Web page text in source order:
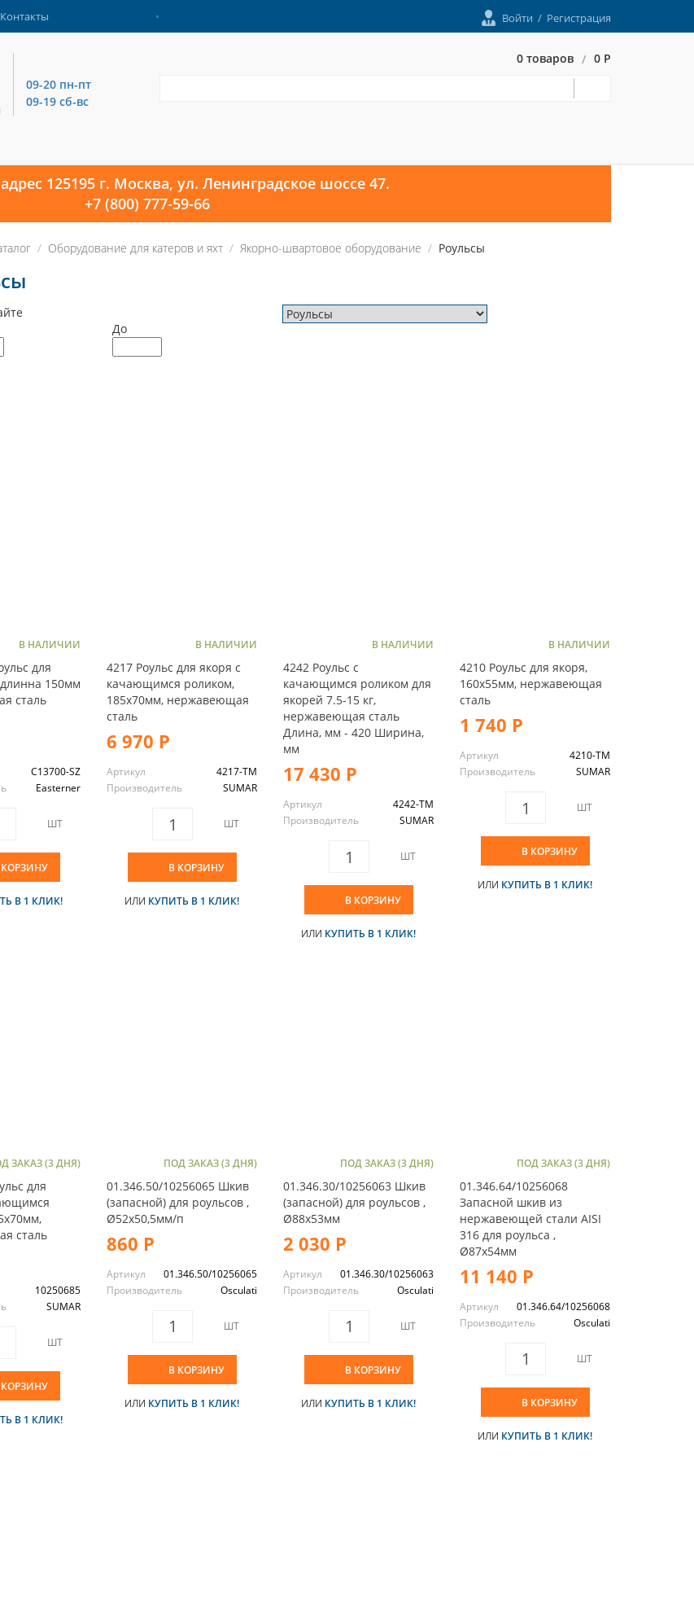
Контакты Войти / Регистрация
09-20 пн-пт
09-19 сб-вс
0 товаров / 0 Р
125195 г. Москва, ул. Ленинградское шоссе 47.
+7 (800) 777-59-66
Оборудование для катеров и яхт Якорно-швартовое оборудование Роульсы
До
В НАЛИЧИИ
для
150мм
сталь
C13700-SZ
Easterner
ШТ
КОРЗИНУ
В 1 КЛИК!
В НАЛИЧИИ
4217 Роульс для якоря с
качающимся роликом,
185х70мм, нержавеющая
сталь
6 970 Р
Артикул
4217-TM
Производитель
SUMAR
ШТ
В КОРЗИНУ
ИЛИ КУПИТЬ В 1 КЛИК!
В НАЛИЧИИ
4242 Роульс с
качающимся роликом для
якорей 7.5-15 кг,
нержавеющая сталь
Длина, мм - 420 Ширина,
мм
17 430 Р
Артикул
4242-TM
Производитель
SUMAR
ШТ
В КОРЗИНУ
ИЛИ КУПИТЬ В 1 КЛИК!
В НАЛИЧИИ
4210 Роульс для якоря,
160х55мм, нержавеющая
сталь
1 740 Р
Артикул
4210-TM
Производитель
SUMAR
ШТ
В КОРЗИНУ
ИЛИ КУПИТЬ В 1 КЛИК!
ЗАКАЗ (3 ДНЯ)
для
сталь
10250685
SUMAR
ШТ
КОРЗИНУ
В 1 КЛИК!
ПОД ЗАКАЗ (3 ДНЯ)
01.346.50/10256065 Шкив
(запасной) для роульсов ,
Ø52x50,5мм/п
860 Р
Артикул
01.346.50/10256065
Производитель
Osculati
ШТ
В КОРЗИНУ
ИЛИ КУПИТЬ В 1 КЛИК!
ПОД ЗАКАЗ (3 ДНЯ)
01.346.30/10256063 Шкив
(запасной) для роульсов ,
Ø88x53мм
2 030 Р
Артикул
01.346.30/10256063
Производитель
Osculati
ШТ
В КОРЗИНУ
ИЛИ КУПИТЬ В 1 КЛИК!
ПОД ЗАКАЗ (3 ДНЯ)
01.346.64/10256068
Запасной шкив из
нержавеющей стали AISI
316 для роульса ,
Ø87x54мм
11 140 Р
Артикул
01.346.64/10256068
Производитель
Osculati
ШТ
В КОРЗИНУ
ИЛИ КУПИТЬ В 1 КЛИК!